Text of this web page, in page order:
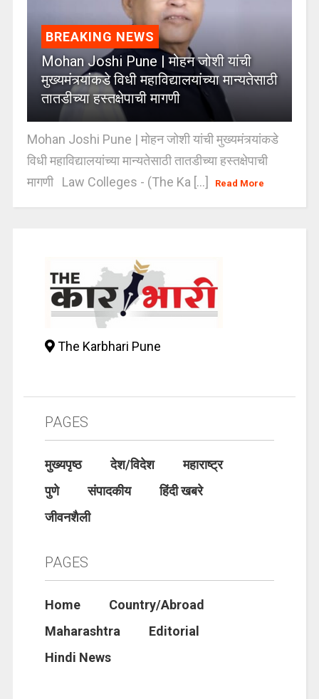
BREAKING NEWS
Mohan Joshi Pune | मोहन जोशी यांची
मुख्यमंत्र्यांकडे विधी महाविद्यालयांच्या मान्यतेसाठी
तातडीच्या हस्तक्षेपाची मागणी
Mohan Joshi Pune | मोहन जोशी यांची मुख्यमंत्र्यांकडे
विधी महाविद्यालयांच्या मान्यतेसाठी तातडीच्या हस्तक्षेपाची
मागणी Law Colleges - (The Ka [...]
Read More
The Karbhari Pune
PAGES
मुख्यपृष्ठ देश/विदेश
महाराष्ट्र
पुणे
संपादकीय
हिंदी खबरे
जीवनशैली
PAGES
Home
Country/Abroad
Maharashtra
Editorial
Hindi News